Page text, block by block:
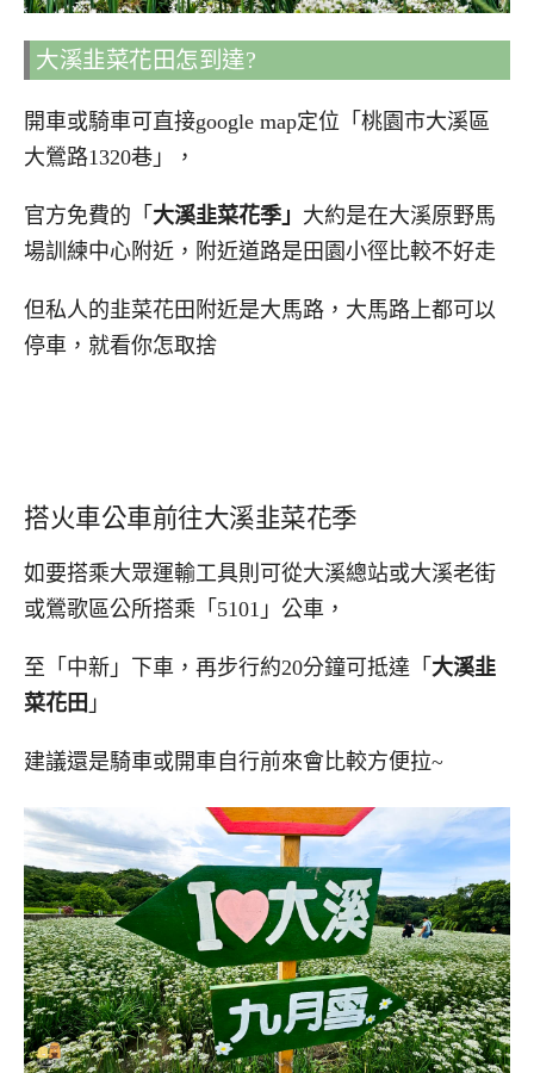
大溪韭菜花田怎到達?
開車或騎車可直接google map定位「桃園市大溪區
大鶯路1320巷」，
官方免費的「 大溪韭菜花季」 大約是在大溪原野馬
場訓練中心附近，附近道路是田園小徑比較不好走
但私人的韭菜花田附近是大馬路，大馬路上都可以
停車，就看你怎取捨
搭火車公車前往大溪韭菜花季
如要搭乘大眾運輸工具則可從大溪總站或大溪老街
或鶯歌區公所搭乘「5101」公車，
至「中新」下車，再步行約20分鐘可抵達「 大溪韭
菜花田 」
建議還是騎車或開車自行前來會比較方便拉~